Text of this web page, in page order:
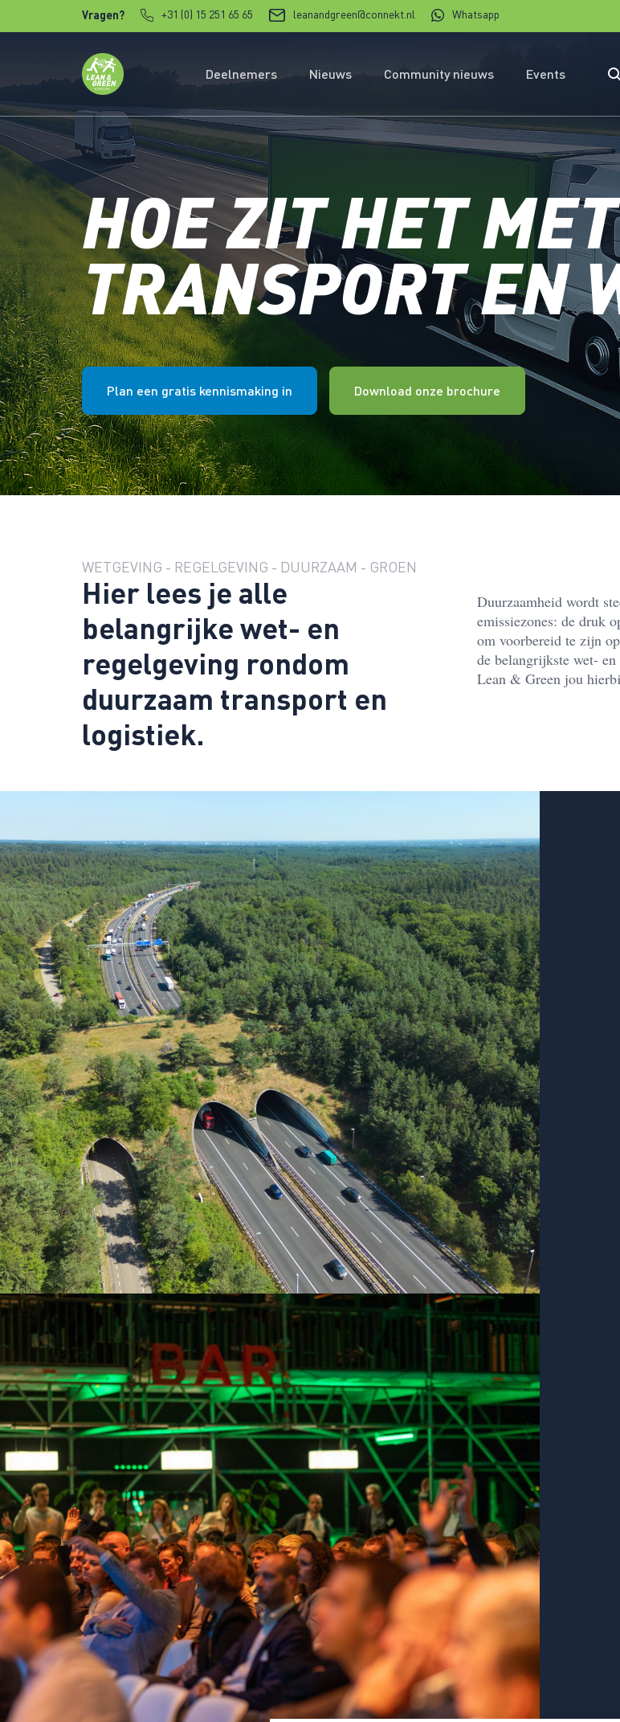
Verder naar contentVragen? +31 (0) 15 251 65 65 leanandgreen@connekt.nl Whatsapp
Deelnemers Nieuws Community nieuws EventsZoeken
HOE ZIT HET
TRANSPORT EN
Plan een gratis kennismaking in Download onze brochure
WETGEVING - REGELGEVING - DUURZAAM - GROEN
Hier lees je alle
belangrijke wet- en
regelgeving rondom
duurzaam transport en
logistiek.
Duurzaamheid wordt
emissiezones: de druk
om voorbereid te zijn
de belangrijkste wet-
Lean & Green jou